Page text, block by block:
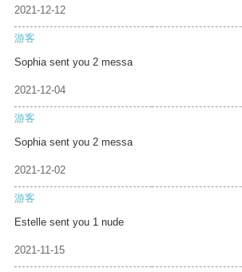
2021-12-12
游客
Sophia sent you 2 messa
2021-12-04
游客
Sophia sent you 2 messa
2021-12-02
游客
Estelle sent you 1 nude
2021-11-15